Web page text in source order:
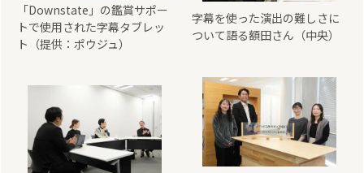
「Downstate」の鑑賞サポー
トで使用された字幕タブレッ
ト（提供：ポウジュ）
字幕を使った演出の難しさに
ついて語る額田さん（中央）